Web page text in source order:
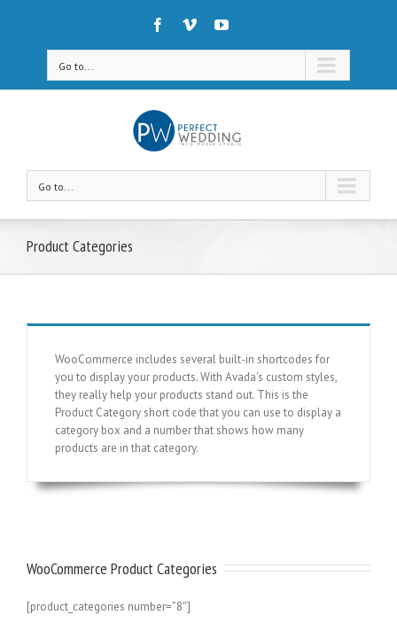
Go to...
Go to...
Product Categories
WooCommerce includes several built-in shortcodes for
you to display your products. With Avada's custom styles,
they really help your products stand out. This is the
Product Category short code that you can use to display a
category box and a number that shows how many
products are in that category.
WooCommerce Product Categories
[product_categories number=”8″]